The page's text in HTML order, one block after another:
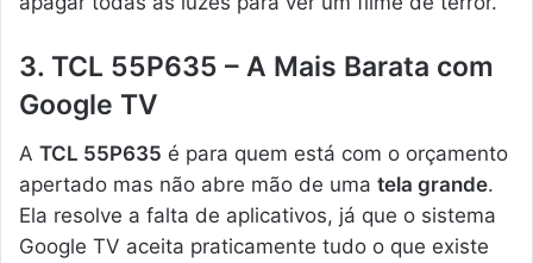
3. TCL 55P635 – A Mais Barata com
Google TV
A TCL 55P635 é para quem está com o orçamento
apertado mas não abre mão de uma tela grande.
Ela resolve a falta de aplicativos, já que o sistema
Google TV aceita praticamente tudo o que existe